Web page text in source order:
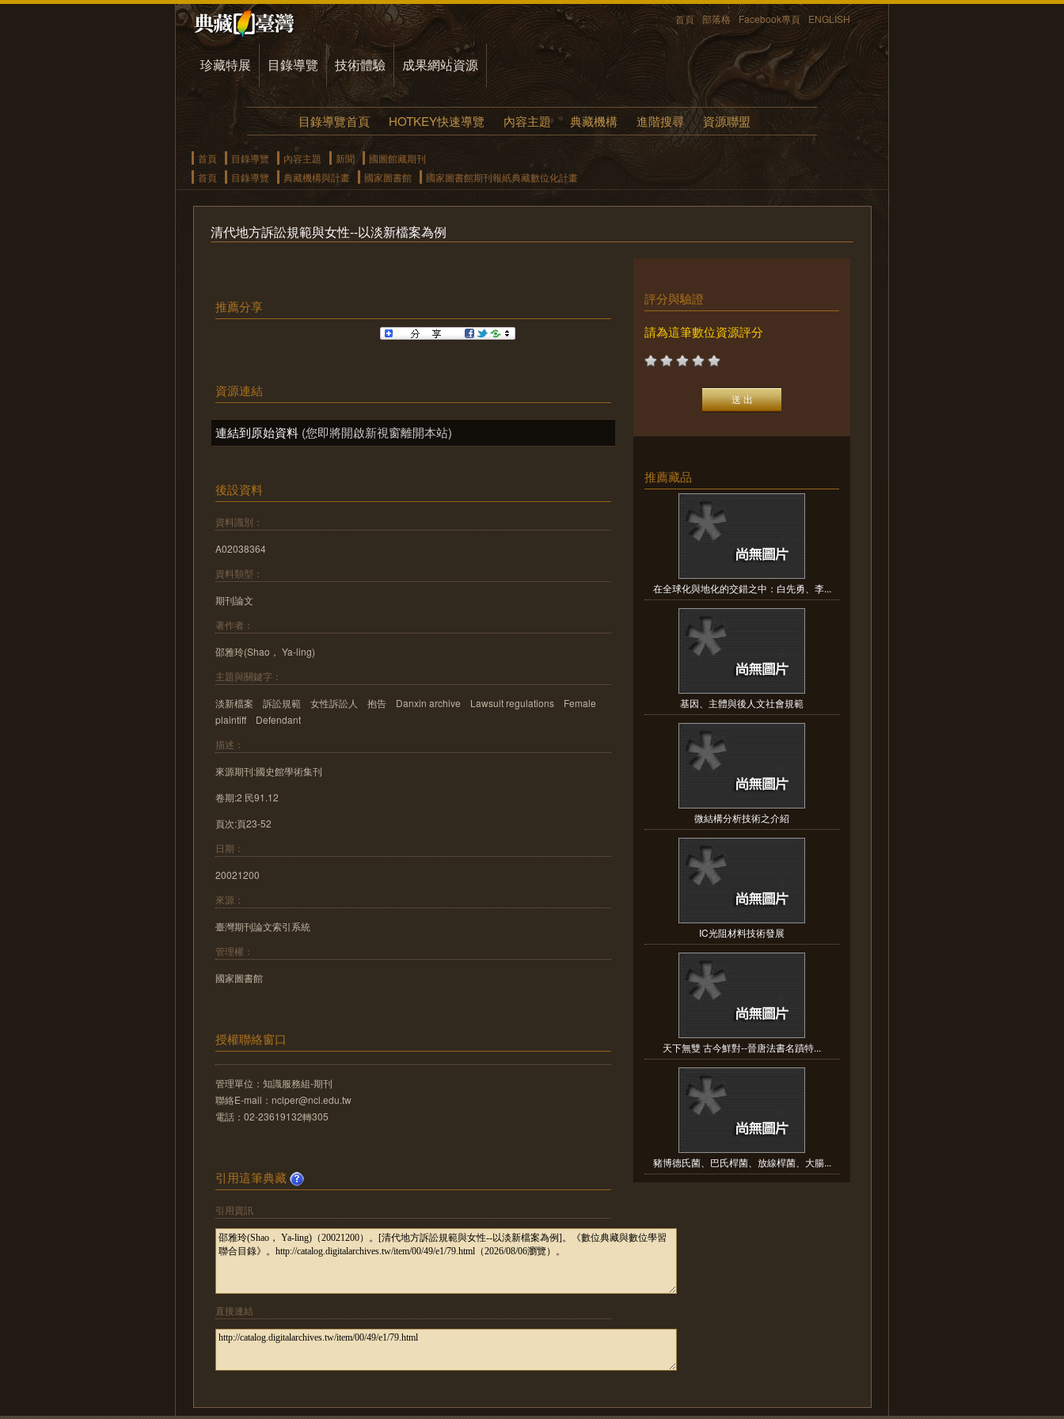
首頁 部落格 Facebook專頁 ENGLISH
珍藏特展 目錄導覽 技術體驗 成果網站資源
目錄導覽首頁 HOTKEY快速導覽 內容主題 典藏機構 進階搜尋 資源聯盟
首頁 目錄導覽 內容主題 新聞
國圖館藏期刊
首頁
目錄導覽 典藏機構與計畫 國家圖書館 國家圖書館期刊報紙典藏數位化計畫
清代地方訴訟規範與女性--以淡新檔案為例
推薦分享
資源連結
連結到原始資料 (您即將開啟新視窗離開本站)
後設資料
資料識別：
A02038364
資料類型：
期刊論文
著作者：
邵雅玲(Shao， Ya-ling)
主題與關鍵字：
淡新檔案 訴訟規範 女性訴訟人 抱告 Danxin archive Lawsuit regulations Female
plaintiff Defendant
描述：
來源期刊:國史館學術集刊
卷期:2 民91.12
頁次:頁23-52
日期：
20021200
來源：
臺灣期刊論文索引系統
管理權：
國家圖書館
授權聯絡窗口
管理單位：知識服務組-期刊
聯絡E-mail：nclper@ncl.edu.tw
電話：02-23619132轉305
引用這筆典藏
引用資訊
直接連結
評分與驗證
請為這筆數位資源評分
推薦藏品
在全球化與地化的交錯之中：白先勇、李...
基因、主體與後人文社會規範
微結構分析技術之介紹
IC光阻材料技術發展
天下無雙 古今鮮對--晉唐法書名蹟特...
豬博德氏菌、巴氏桿菌、放線桿菌、大腸...